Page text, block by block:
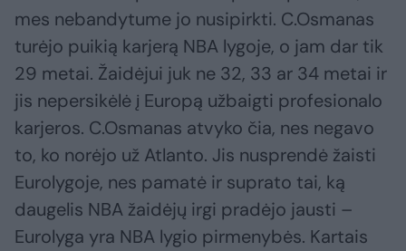
mes nebandytume jo nusipirkti. C.Osmanas
turėjo puikią karjerą NBA lygoje, o jam dar tik
29 metai. Žaidėjui juk ne 32, 33 ar 34 metai ir
jis nepersikėlė į Europą užbaigti profesionalo
karjeros. C.Osmanas atvyko čia, nes negavo
to, ko norėjo už Atlanto. Jis nusprendė žaisti
Eurolygoje, nes pamatė ir suprato tai, ką
daugelis NBA žaidėjų irgi pradėjo jausti –
Eurolyga yra NBA lygio pirmenybės. Kartais